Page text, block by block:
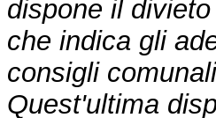
dispone il
che indica gli
consigli
Quest'ultima